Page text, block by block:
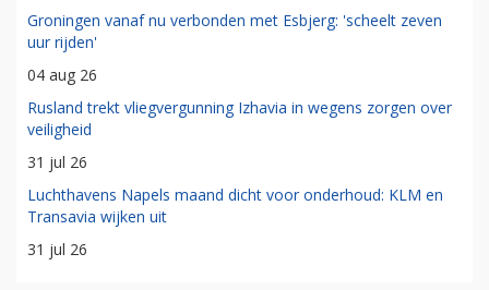
Groningen vanaf nu verbonden met Esbjerg: 'scheelt zeven
uur rijden'
04 aug 26
Rusland trekt vliegvergunning Izhavia in wegens zorgen over
veiligheid
31 jul 26
Luchthavens Napels maand dicht voor onderhoud: KLM en
Transavia wijken uit
31 jul 26